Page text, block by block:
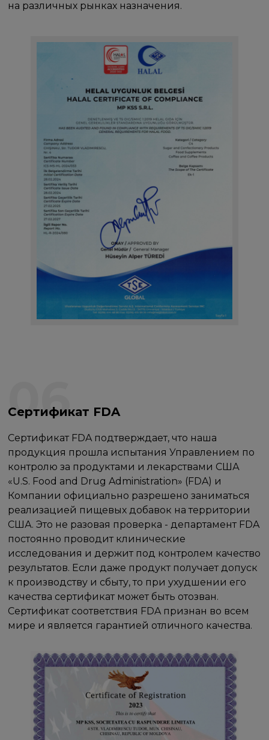
на различных рынках назначения.
06
Сертификат FDA
Сертификат FDA подтверждает, что наша
продукция прошла испытания Управлением по
контролю за продуктами и лекарствами США
«U.S. Food and Drug Administration» (FDA) и
Компании официально разрешено заниматься
реализацией пищевых добавок на территории
США. Это не разовая проверка - департамент FDA
постоянно проводит клинические
исследования и держит под контролем качество
результатов. Если даже продукт получает допуск
к производству и сбыту, то при ухудшении его
качества сертификат может быть отозван.
Сертификат соответствия FDA признан во всем
мире и является гарантией отличного качества.